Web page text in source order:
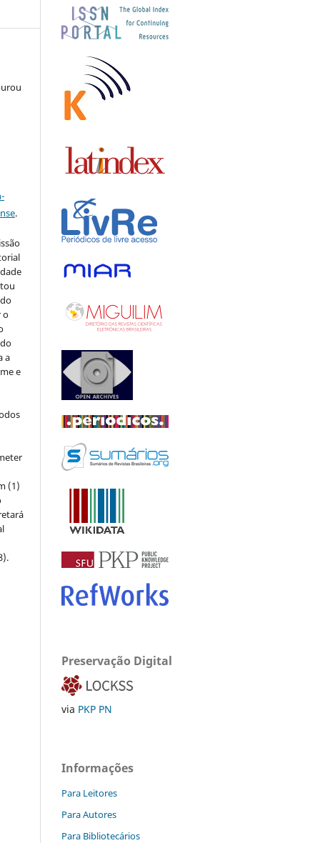
.
o
a
e
(1)
Preservação Digital
via PKP PN
Informações
Para Leitores
Para Autores
Para Bibliotecários